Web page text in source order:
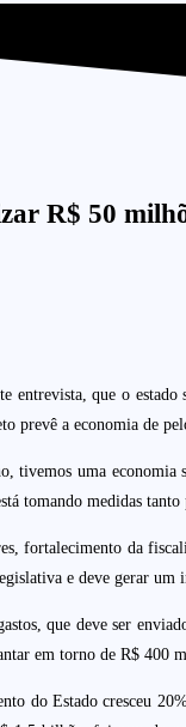
R$ 50
que o
prevê a economia de
tivemos uma
tomando medidas
fortalecimento da
e deve gerar
que deve ser
em torno de R$ 400
do Estado cresceu